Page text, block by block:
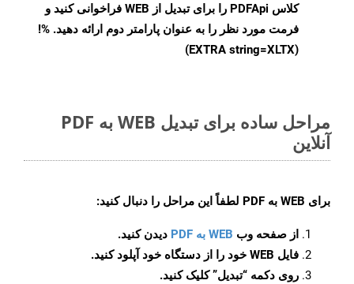
کلاس PDFApi را برای تبدیل از WEB فراخوانی کنید و
فرمت مورد نظر را به عنوان پارامتر دوم ارائه دهید. %!
(EXTRA string=XLTX)
مراحل ساده برای تبدیل WEB به PDF
آنلاین
برای WEB به PDF لطفاً این مراحل را دنبال کنید:
از صفحه وب WEB به PDF
دیدن کنید.
فایل WEB خود را از دستگاه خود آپلود کنید.
روی دکمه “تبدیل”کلیک کنید.